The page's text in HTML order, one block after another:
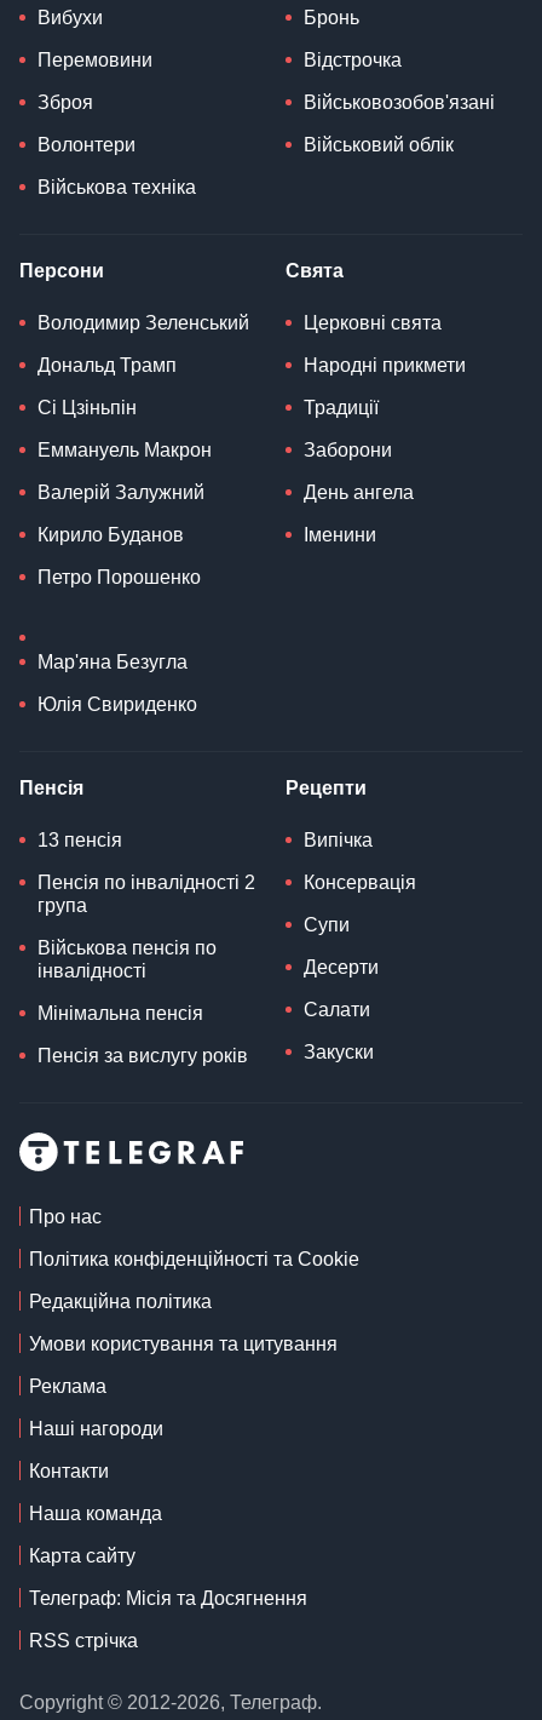
Вибухи
Перемовини
Зброя
Волонтери
Військова техніка
Бронь
Відстрочка
Військовозобов'язані
Військовий облік
Персони
Володимир Зеленський
Дональд Трамп
Сі Цзіньпін
Еммануель Макрон
Валерій Залужний
Кирило Буданов
Петро Порошенко
Мар'яна Безугла
Юлія Свириденко
Свята
Церковні свята
Народні прикмети
Традиції
Заборони
День ангела
Іменини
Пенсія
13 пенсія
Пенсія по інвалідності 2
група
Військова пенсія по
інвалідності
Мінімальна пенсія
Пенсія за вислугу років
Рецепти
Випічка
Консервація
Супи
Десерти
Салати
Закуски
Про нас
Політика конфіденційності та Cookie
Редакційна політика
Умови користування та цитування
Реклама
Наші нагороди
Контакти
Наша команда
Карта сайту
Телеграф: Місія та Досягнення
RSS стрічка
Copyright © 2012-2026, Телеграф.